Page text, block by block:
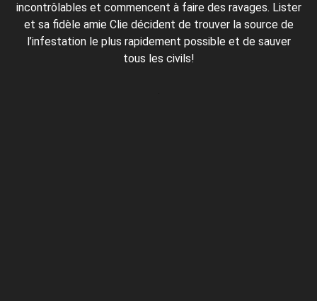
incontrôlables et commencent à faire des ravages. Lister
et sa fidèle amie Clie décident de trouver la source de
l’infestation le plus rapidement possible et de sauver
tous les civils!